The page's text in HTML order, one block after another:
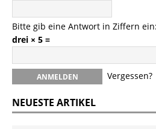
Bitte gib eine Antwort in Ziffern ein:
drei × 5 =
Vergessen?
NEUESTE ARTIKEL